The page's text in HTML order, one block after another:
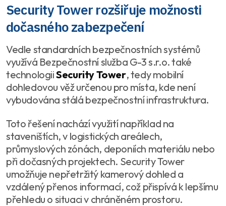
Security Tower rozšiřuje možnosti
dočasného zabezpečení
Vedle standardních bezpečnostních systémů
využívá Bezpečnostní služba G-3 s.r.o. také
technologiiSecurity Tower, tedy mobilní
dohledovou věž určenou pro místa, kde není
vybudována stálá bezpečnostní infrastruktura.
Toto řešení nachází využití například na
staveništích, v logistických areálech,
průmyslových zónách, deponiích materiálu nebo
při dočasných projektech. Security Tower
umožňuje nepřetržitý kamerový dohled a
vzdálený přenos informací, což přispívá k lepšímu
přehledu o situaci v chráněném prostoru.